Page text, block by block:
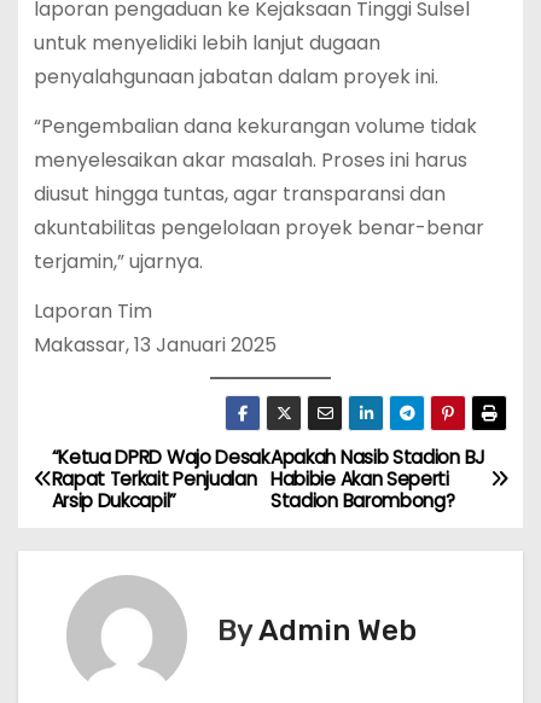
laporan pengaduan ke Kejaksaan Tinggi Sulsel
untuk menyelidiki lebih lanjut dugaan
penyalahgunaan jabatan dalam proyek ini.
“Pengembalian dana kekurangan volume tidak
menyelesaikan akar masalah. Proses ini harus
diusut hingga tuntas, agar transparansi dan
akuntabilitas pengelolaan proyek benar-benar
terjamin,” ujarnya.
Laporan Tim
Makassar, 13 Januari 2025
N
a
Apakah Nasib Stadion BJ
Habibie Akan Seperti
Stadion Barombong?
“Ketua DPRD Wajo Desak
Rapat Terkait Penjualan
Arsip Dukcapil”
ByAdmin Web